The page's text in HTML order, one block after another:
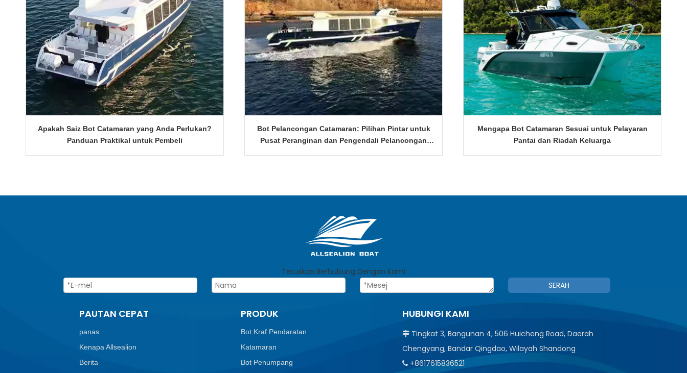
Apakah Saiz Bot Catamaran yang Anda Perlukan?
Panduan Praktikal untuk Pembeli
Bot Pelancongan Catamaran: Pilihan Pintar untuk
Pusat Peranginan dan Pengendali Pelancongan
Mengapa Bot Catamaran Sesuai untuk Pelayaran
Pantai dan Riadah Keluarga
Teruskan Berhubung Dengan Kami
SERAH
PAUTAN CEPAT
panas
Kenapa Allsealion
Berita
PRODUK
Bot Kraf Pendaratan
Katamaran
Bot Penumpang
HUBUNGI KAMI
 Tingkat 3, Bangunan 4, 506 Huicheng Road, Daerah
Chengyang, Bandar Qingdao, Wilayah Shandong
 +8617615836521